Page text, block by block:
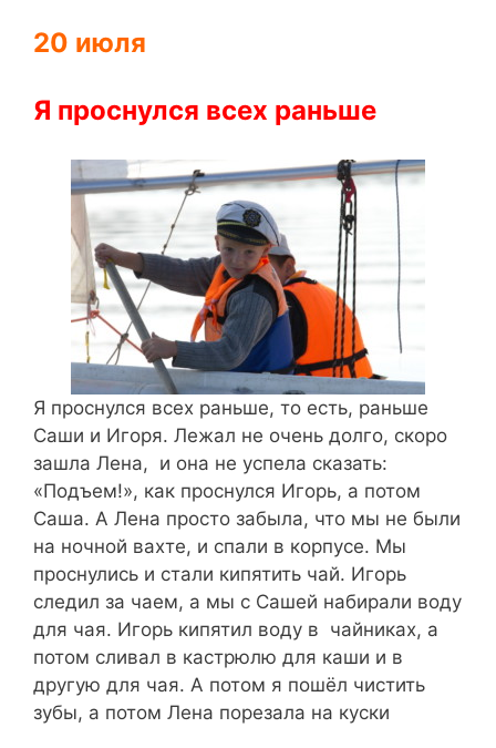
20 июля
Я проснулся всех раньше
Я проснулся всех раньше, то есть, раньше
Саши и Игоря. Лежал не очень долго, скоро
зашла Лена, и она не успела сказать:
«Подъем!», как проснулся Игорь, а потом
Саша. А Лена просто забыла, что мы не были
на ночной вахте, и спали в корпусе. Мы
проснулись и стали кипятить чай. Игорь
следил за чаем, а мы с Сашей набирали воду
для чая. Игорь кипятил воду в чайниках, а
потом сливал в кастрюлю для каши и в
другую для чая. А потом я пошёл чистить
зубы, а потом Лена порезала на куски